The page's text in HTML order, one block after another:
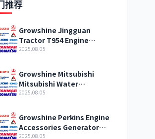
卡尔玛 杰西博
山猫 上柴
推荐
Growshine Jingguan
Tractor T954 Engine
Cylinder Head ZZ80267
2025.08.05
Growshine Mitsubishi
Mitsubishi Water
Temperature Meter 44R40-
2025.08.05
Growshine Perkins Engine
Accessories Generator
Valve Cover T417513,
2025.08.05